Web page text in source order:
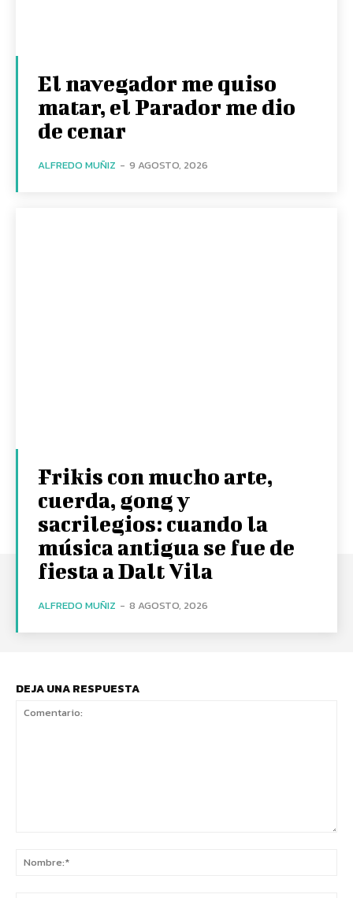
El navegador me quiso
matar, el Parador me dio
de cenar
ALFREDO MUÑIZ - 9 AGOSTO, 2026
Frikis con mucho arte,
cuerda, gong y
sacrilegios: cuando la
música antigua se fue de
fiesta a Dalt Vila
ALFREDO MUÑIZ - 8 AGOSTO, 2026
DEJA UNA RESPUESTA